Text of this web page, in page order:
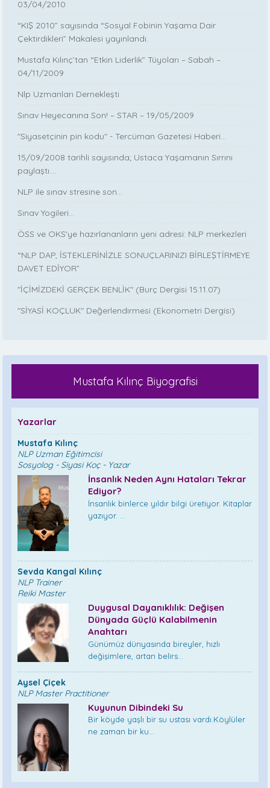
03/04/2010
“KIŞ 2010” sayısında “Sosyal Fobinin Yaşama Dair
Çektirdikleri” Makalesi yayınlandı.
Mustafa Kılınç’tan “Etkin Liderlik” Tüyoları – Sabah –
04/11/2009
Nlp Uzmanları Dernekleşti
Sınav Heyecanına Son! – STAR – 19/05/2009
"Siyasetçinin pin kodu" - Tercüman Gazetesi Haberi...
15/09/2008 tarihli sayısında; Ustaca Yaşamanın Sırrını
paylaştı....
NLP ile sınav stresine son...
Sınav Yogileri...
ÖSS ve OKS'ye hazırlananların yeni adresi: NLP merkezleri
“NLP DAP, İSTEKLERİNİZLE SONUÇLARINIZI BİRLEŞTİRMEYE
DAVET EDİYOR”
"İÇİMİZDEKİ GERÇEK BENLİK" (Burç Dergisi 15.11.07)
"SİYASİ KOÇLUK" Değerlendirmesi (Ekonometri Dergisi)
Mustafa Kılınç Biyografisi
Yazarlar
Mustafa Kılınç
NLP Uzman Eğitimcisi
Sosyolog - Siyasi Koç - Yazar
İnsanlık Neden Aynı Hataları Tekrar
Ediyor?
İnsanlık binlerce yıldır bilgi üretiyor. Kitaplar
yazıyor. ...
Sevda Kangal Kılınç
NLP Trainer
Reiki Master
Duygusal Dayanıklılık: Değişen
Dünyada Güçlü Kalabilmenin
Anahtarı
Günümüz dünyasında bireyler, hızlı
değişimlere, artan belirs...
Aysel Çiçek
NLP Master Practitioner
Kuyunun Dibindeki Su
Bir köyde yaşlı bir su ustası vardı.Köylüler
ne zaman bir ku...